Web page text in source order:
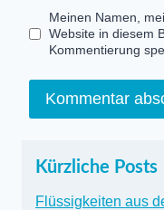
Meinen Namen,
Website in diesem
Kommentierung
Kürzliche Posts
Flüssigkeiten aus